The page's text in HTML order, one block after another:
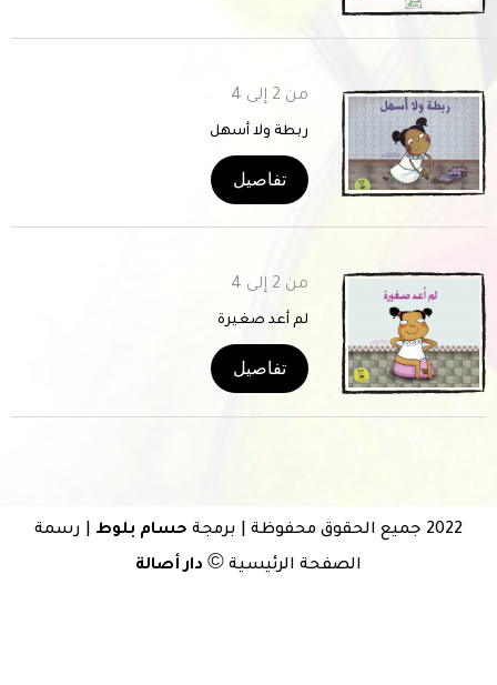
من 2 إلى 4
ربطة ولا أسهل
تفاصيل
من 2 إلى 4
لم أعد صغيرة
تفاصيل
2022 جميع الحقوق محفوظة | برمجة حسام بلوط| رسمة
الصفحة الرئيسية© دار أصالة